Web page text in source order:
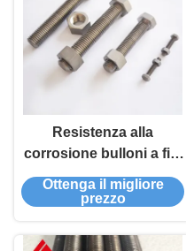
Resistenza alla
corrosione bulloni a filo
in titanio dadi
CNC/forgiati 8mm Hex
Ottenga il migliore
prezzo